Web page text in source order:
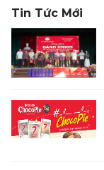
Tin Tức Mới